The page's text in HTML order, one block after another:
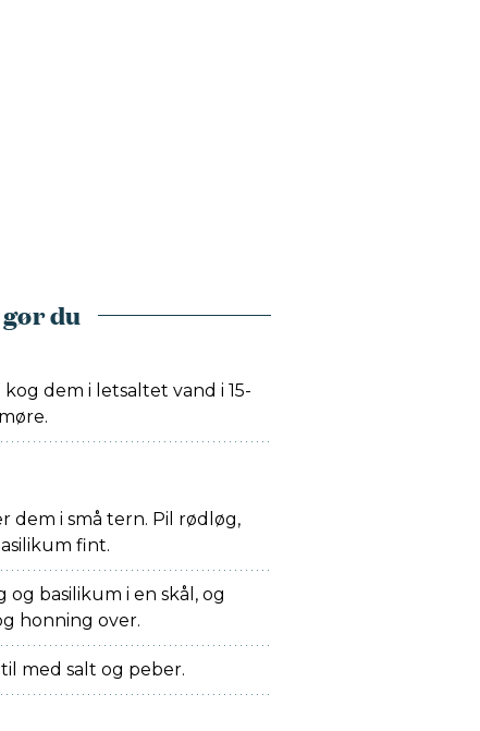
du
dem i letsaltet vand i 15-
dem i små tern. Pil rødløg,
fint.
basilikum i en skål, og
honning over.
med salt og peber.